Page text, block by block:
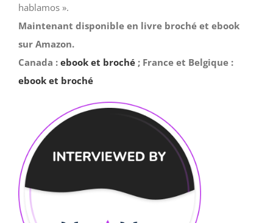
hablamos ».
Maintenant disponible en livre broché et ebook
sur Amazon.
Canada : ebook et broché; France et Belgique :
ebook et broché